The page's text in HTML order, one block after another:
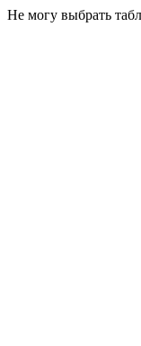
Не могу выбрать